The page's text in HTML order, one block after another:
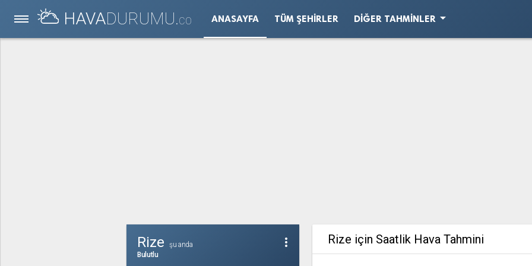
HAVADURUMU.CO ANASAYFA TÜM ŞEHIRLER DIĞER TAHMINLERarrow_drop_down
more_vert
Rize
şu anda
Bulutlu
Rize için Saatlik Hava Tahmini